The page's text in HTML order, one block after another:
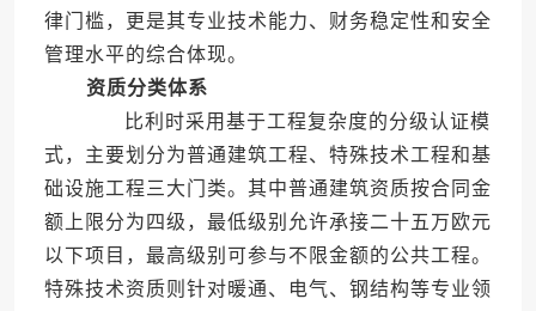
律门槛，更是其专业技术能力、财务稳定性和安全
管理水平的综合体现。
资质分类体系
比利时采用基于工程复杂度的分级认证模
式，主要划分为普通建筑工程、特殊技术工程和基
础设施工程三大门类。其中普通建筑资质按合同金
额上限分为四级，最低级别允许承接二十五万欧元
以下项目，最高级别可参与不限金额的公共工程。
特殊技术资质则针对暖通、电气、钢结构等专业领